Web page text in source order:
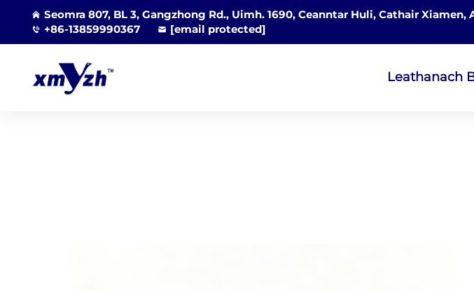
Seomra 807, BL 3, Gangzhong Rd., Uimh. 1690, Ceanntar Huli, Cathair Xiamen,
+86-13859990367
[email protected]
Leathanach